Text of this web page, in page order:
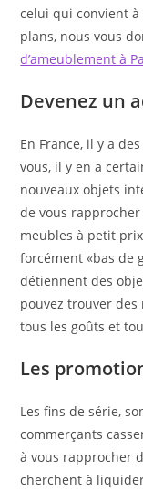
celui qui convient à
plans, nous vous
d’ameublement à
Devenez un
En France, il y a
vous, il y en a
nouveaux objets
de vous
meubles à petit
forcément «bas de
détiennent des
pouvez trouver
tous les goûts et
Les
Les fins de série,
commerçants
à vous rapprocher
cherchent à